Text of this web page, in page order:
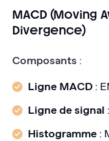
MACD (Moving
Divergence)
Composants :
Ligne MACD :
Ligne de signal
Histogramme :